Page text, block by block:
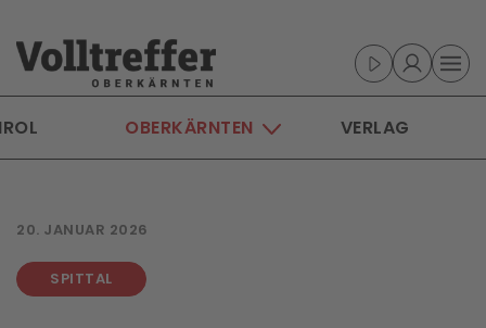
Skip to main content
OBERKÄRNTEN VERLAG
20. JANUAR 2026
SPITTAL